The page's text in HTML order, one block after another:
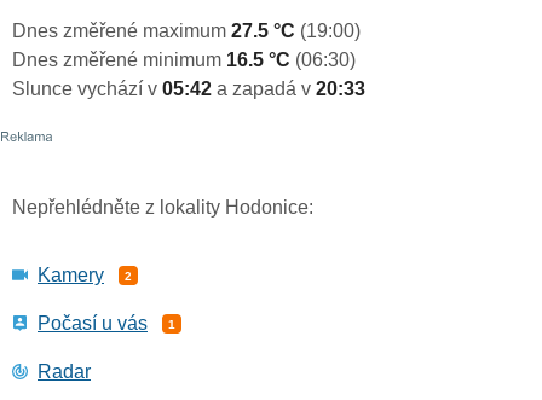
Dnes změřené maximum 27.5 °C (19:00)
Dnes změřené minimum 16.5 °C (06:30)
Slunce vychází v 05:42 a zapadá v 20:33
Nepřehlédněte z lokality Hodonice:
Kamery 2
Počasí u vás 1
Radar